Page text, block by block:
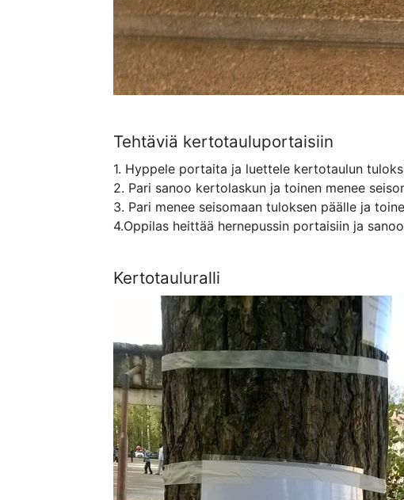
Tehtäviä kertotauluportaisiin
1. Hyppele portaita ja luettele kertotaulun
2. Pari sanoo kertolaskun ja toinen menee
3. Pari menee seisomaan tuloksen päälle ja
4.Oppilas heittää hernepussin portaisiin ja
Kertotauluralli